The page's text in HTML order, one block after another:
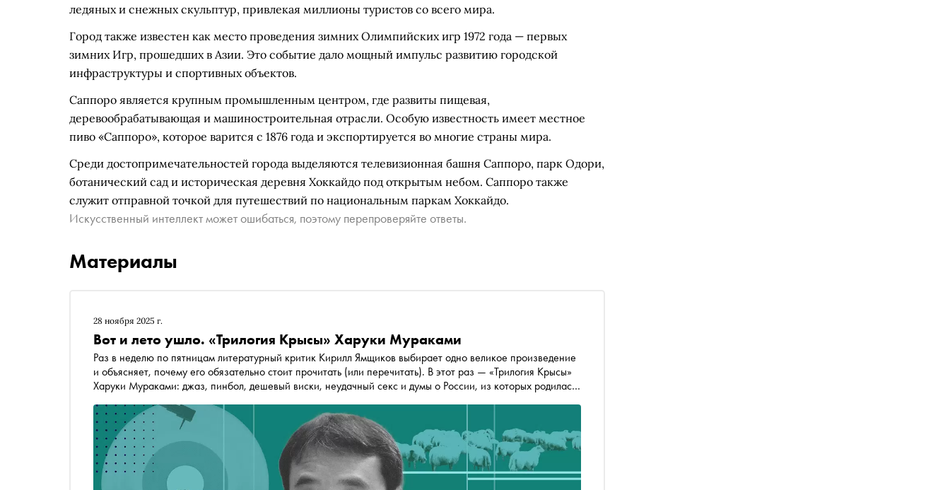
ледяных и снежных скульптур, привлекая миллионы туристов со всего мира.
Город также известен как место проведения зимних Олимпийских игр 1972 года — первых
зимних Игр, прошедших в Азии. Это событие дало мощный импульс развитию городской
инфраструктуры и спортивных объектов.
Саппоро является крупным промышленным центром, где развиты пищевая,
деревообрабатывающая и машиностроительная отрасли. Особую известность имеет местное
пиво «Саппоро», которое варится с 1876 года и экспортируется во многие страны мира.
Среди достопримечательностей города выделяются телевизионная башня Саппоро, парк Одори,
ботанический сад и историческая деревня Хоккайдо под открытым небом. Саппоро также
служит отправной точкой для путешествий по национальным паркам Хоккайдо.
Искусственный интеллект может ошибаться, поэтому перепроверяйте ответы.
Материалы
28 ноября 2025 г.
Вот и лето ушло. «Трилогия Крысы» Харуки Мураками
Раз в неделю по пятницам литературный критик Кирилл Ямщиков выбирает одно великое произведение
и объясняет, почему его обязательно стоит прочитать (или перечитать). В этот раз — «Трилогия Крысы»
Харуки Мураками: джаз, пинбол, дешевый виски, неудачный секс и думы о России, из которых родилась